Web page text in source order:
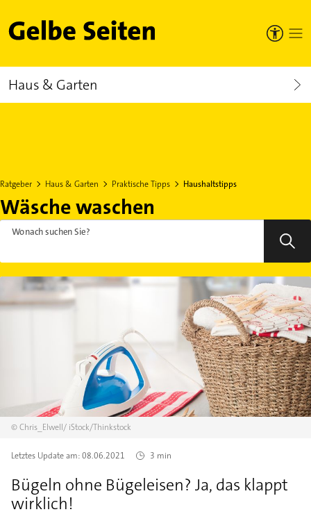
Gelbe Seiten
Haus & Garten
Ratgeber Haus & Garten Praktische Tipps Haushaltstipps
Wäsche waschen
Wonach suchen Sie?
©Chris_Elwell/ iStock/Thinkstock
Letztes Update am:08.06.2021 3 min
Bügeln ohne Bügeleisen? Ja, das klappt
wirklich!